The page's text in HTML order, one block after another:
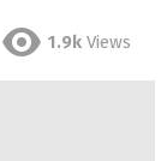
1.9k Views